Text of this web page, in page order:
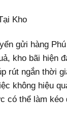
Kho
gửi hàng
kho bãi hiện
rút ngắn thời
không hiệu
có thể làm